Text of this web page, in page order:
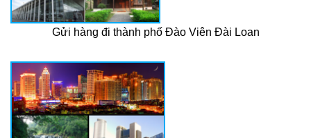
Gửi hàng đi thành phố Đào Viên Đài Loan